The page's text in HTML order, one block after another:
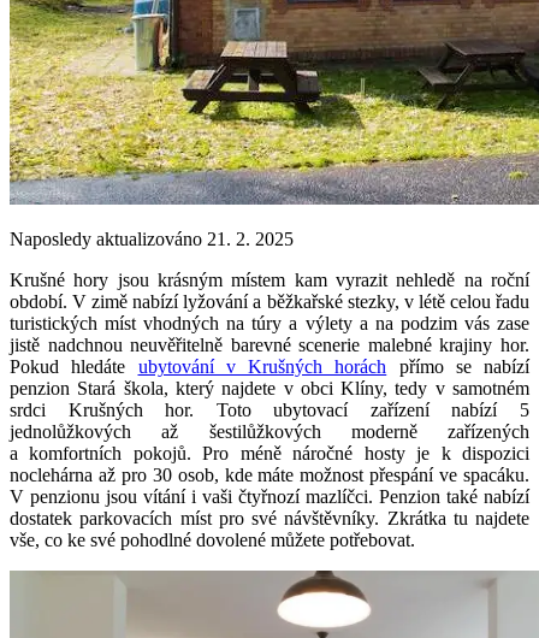
Naposledy aktualizováno 21. 2. 2025
Krušné hory jsou krásným místem kam vyrazit nehledě na roční
období. V zimě nabízí lyžování a běžkařské stezky, v létě celou řadu
turistických míst vhodných na túry a výlety a na podzim vás zase
jistě nadchnou neuvěřitelně barevné scenerie malebné krajiny hor.
Pokud hledáte ubytování v Krušných horách přímo se nabízí
penzion Stará škola, který najdete v obci Klíny, tedy v samotném
srdci Krušných hor. Toto ubytovací zařízení nabízí 5
jednolůžkových až šestilůžkových moderně zařízených
a komfortních pokojů. Pro méně náročné hosty je k dispozici
noclehárna až pro 30 osob, kde máte možnost přespání ve spacáku.
V penzionu jsou vítání i vaši čtyřnozí mazlíčci. Penzion také nabízí
dostatek parkovacích míst pro své návštěvníky. Zkrátka tu najdete
vše, co ke své pohodlné dovolené můžete potřebovat.